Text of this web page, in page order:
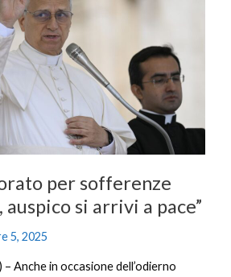
per sofferenze
auspico si arrivi a pace”
5, 2025
– Anche in occasione dell’odierno